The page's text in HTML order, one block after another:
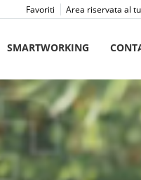
Area riservata al
Favoriti
SMARTWORKING